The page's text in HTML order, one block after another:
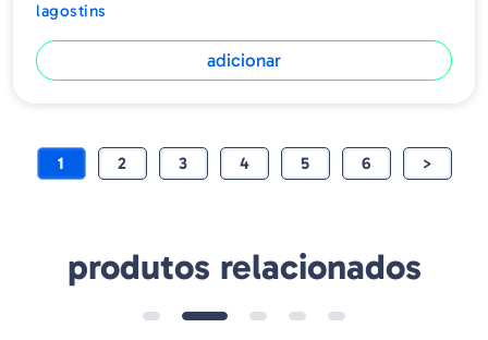
lagostins
adicionar
1 2 3 4 5 6 >
produtos relacionados